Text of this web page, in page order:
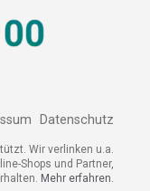
Datenschutz
Wir verlinken
Shops und Partner,